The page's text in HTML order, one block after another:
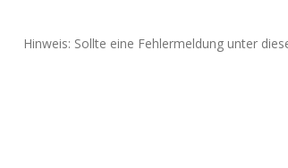
Hinweis: Sollte eine Fehlermeldung unter